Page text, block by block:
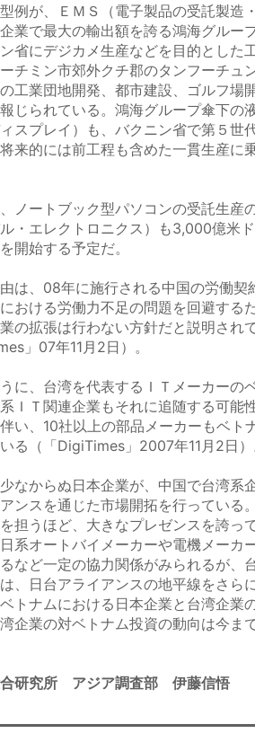
例が、ＥＭＳ（電子製品の受託製造
業で最大の輸出額を誇る鴻海グルー
省にデジカメ生産などを目的とした
チミン市郊外クチ郡のタンフーチュ
工業団地開発、都市建設、ゴルフ場
じられている。鴻海グループ傘下の
スプレイ）も、バクニン省で第５世
来的には前工程も含めた一貫生産に
ノートブック型パソコンの受託生産
ル・エレクトロニクス）も3,000億米
開始する予定だ。
は、08年に施行される中国の労働契
おける労働力不足の問題を回避する
業の拡張は行わない方針だと説明され
」07年11月2日）。
に、台湾を代表するＩＴメーカーの
ＩＴ関連企業もそれに追随する可能
い、10社以上の部品メーカーもベ
る（「DigiTimes」2007年11月2日）
なからぬ日本企業が、中国で台湾系
ンスを通じた市場開拓を行っている
担うほど、大きなプレゼンスを誇っ
系オートバイメーカーや電機メーカ
など一定の協力関係がみられるが、
、日台アライアンスの地平線をさら
トナムにおける日本企業と台湾企業
企業の対ベトナム投資の動向は今ま
合研究所 アジア調査部 伊藤信悟